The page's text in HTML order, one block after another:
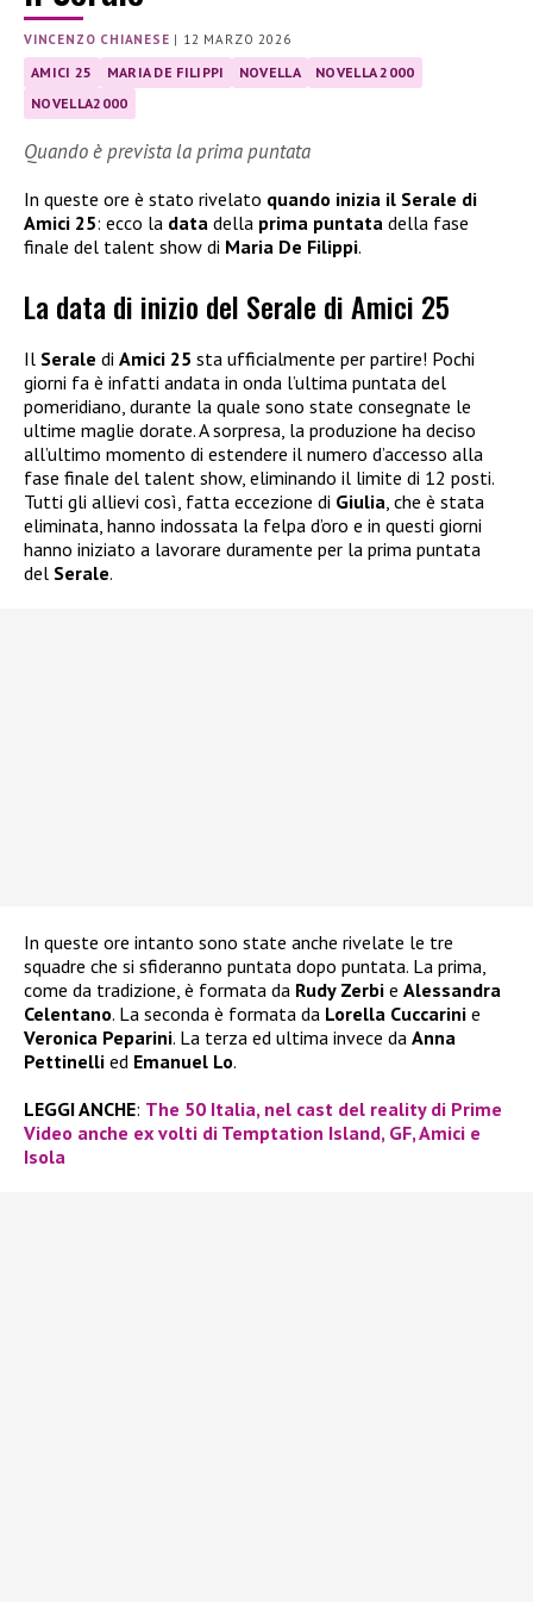
VINCENZO CHIANESE | 12 MARZO 2026
AMICI 25 MARIA DE FILIPPI NOVELLA
NOVELLA 2000
NOVELLA2000
Quando è prevista la prima puntata
In queste ore è stato rivelato quando inizia il Serale di
Amici 25: ecco la data della prima puntata della fase
finale del talent show di Maria De Filippi.
La data di inizio del Serale di Amici 25
Il Serale di Amici 25 sta ufficialmente per partire! Pochi
giorni fa è infatti andata in onda l’ultima puntata del
pomeridiano, durante la quale sono state consegnate le
ultime maglie dorate. A sorpresa, la produzione ha deciso
all’ultimo momento di estendere il numero d’accesso alla
fase finale del talent show, eliminando il limite di 12 posti.
Tutti gli allievi così, fatta eccezione di Giulia, che è stata
eliminata, hanno indossata la felpa d’oro e in questi giorni
hanno iniziato a lavorare duramente per la prima puntata
del Serale.
In queste ore intanto sono state anche rivelate le tre
squadre che si sfideranno puntata dopo puntata. La prima,
come da tradizione, è formata da Rudy Zerbi e Alessandra
Celentano. La seconda è formata da Lorella Cuccarini e
Veronica Peparini. La terza ed ultima invece da Anna
Pettinelli ed Emanuel Lo.
LEGGI ANCHE: The 50 Italia, nel cast del reality di Prime
Video anche ex volti di Temptation Island, GF, Amici e
Isola